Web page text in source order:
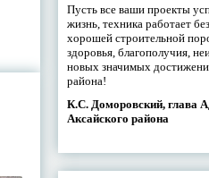
Пусть все ваши проекты
жизнь, техника работает
хорошей строительной
здоровья, благополучия,
новых значимых
района!
К.С. Доморовский, глава
Аксайского района